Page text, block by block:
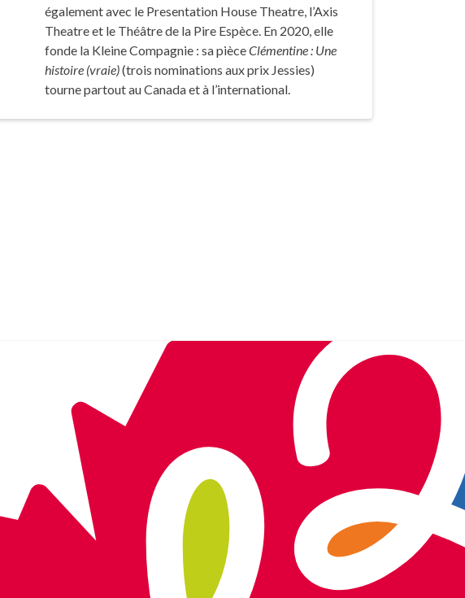
également avec le Presentation House Theatre, l’Axis
Theatre et le Théâtre de la Pire Espèce. En 2020, elle
fonde la Kleine Compagnie : sa pièceClémentine : Une
histoire (vraie)(trois nominations aux prix Jessies)
tourne partout au Canada et à l’international.